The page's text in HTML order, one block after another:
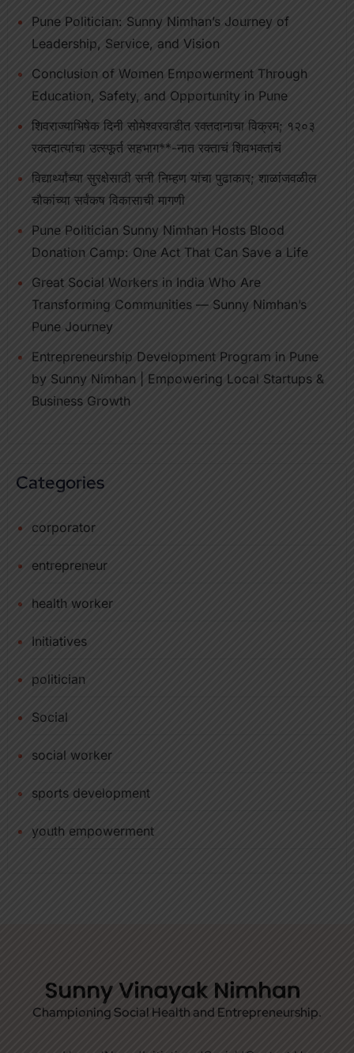
Pune Politician: Sunny Nimhan’s Journey of
Leadership, Service, and Vision
Conclusion of Women Empowerment Through
Education, Safety, and Opportunity in Pune
शिवराज्याभिषेक दिनी सोमेश्वरवाडीत रक्तदानाचा विक्रम; १२०३
रक्तदात्यांचा उत्स्फूर्त सहभाग**-नात रक्ताचं शिवभक्तांचं
विद्यार्थ्यांच्या सुरक्षेसाठी सनी निम्हण यांचा पुढाकार; शाळांजवळील
चौकांच्या सर्वंकष विकासाची मागणी
Pune Politician Sunny Nimhan Hosts Blood
Donation Camp: One Act That Can Save a Life
Great Social Workers in India Who Are
Transforming Communities — Sunny Nimhan’s
Pune Journey
Entrepreneurship Development Program in Pune
by Sunny Nimhan | Empowering Local Startups &
Business Growth
Categories
corporator
entrepreneur
health worker
Initiatives
politician
Social
social worker
sports development
youth empowerment
Championing Social Health and Entrepreneurship.